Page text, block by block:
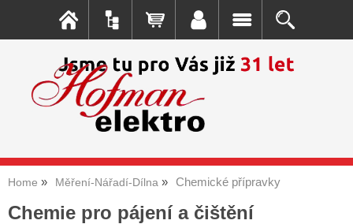
Home Měření-Nářadí-Dílna Chemické přípravky
Chemie pro pájení a čištění